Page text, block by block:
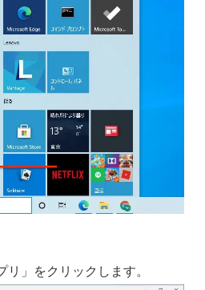
」をクリックします。